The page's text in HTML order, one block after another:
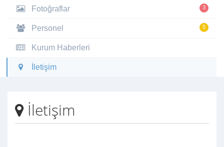
3
Fotoğraflar
5
Personel
Kurum Haberleri
İletişim
İletişim